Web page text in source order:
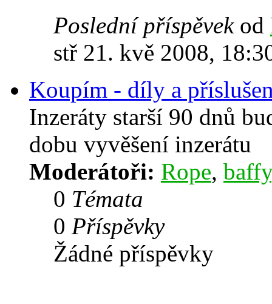
Poslední příspěvekod
stř 21. kvě 2008,
Koupím - díly a
Inzeráty starší 90 dnů
dobu vyvěšení inzerátu
Moderátoři: Rope, baffy
0 Témata
0 Příspěvky
Žádné příspěvky